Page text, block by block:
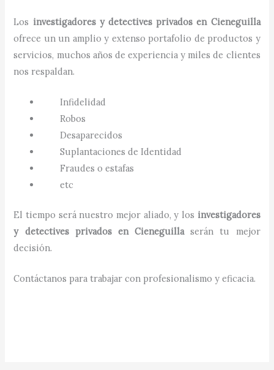
Los investigadores y detectives privados en Cieneguilla
ofrece un un amplio y extenso portafolio de productos y
servicios, muchos años de experiencia y miles de clientes
nos respaldan.
Infidelidad
Robos
Desaparecidos
Suplantaciones de Identidad
Fraudes o estafas
etc
El tiempo será nuestro mejor aliado, y los investigadores
y detectives privados en Cieneguillaserán tu mejor
decisión.
Contáctanos para trabajar con profesionalismo y eficacia.